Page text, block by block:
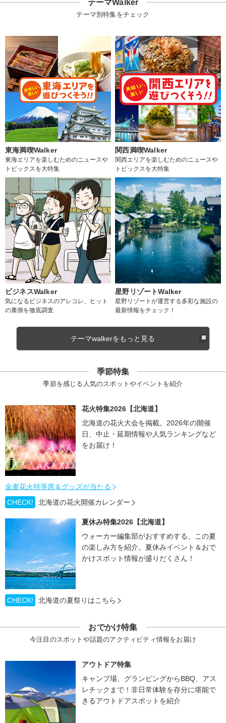
テーマWalker
テーマ別特集をチェック
東海満喫Walker
東海エリアを楽しむためのニュースや
トピックスを大特集
関西満喫Walker
関西エリアを楽しむためのニュースや
トピックスを大特集
ビジネスWalker
気になるビジネスのアレコレ、ヒット
の裏側を徹底調査
星野リゾートWalker
星野リゾートが運営する多彩な施設の
最新情報をチェック！
テーマwalkerをもっと見る
季節特集
季節を感じる人気のスポットやイベントを紹介
花火特集2026【北海道】
北海道の花火大会を掲載。2026年の開催
日、中止・延期情報や人気ランキングなど
をお届け！
金麦花火特等席＆グッズが当たる
CHECK!
北海道の花火開催カレンダー
夏休み特集2026【北海道】
ウォーカー編集部がおすすめする、この夏
の楽しみ方を紹介。夏休みイベント＆おで
かけスポット情報が盛りだくさん！
CHECK! 北海道の夏祭りはこちら
おでかけ特集
今注目のスポットや話題のアクティビティ情報をお届け
アウトドア特集
キャンプ場、グランピングからBBQ、アス
レチックまで！非日常体験を存分に堪能で
きるアウトドアスポットを紹介